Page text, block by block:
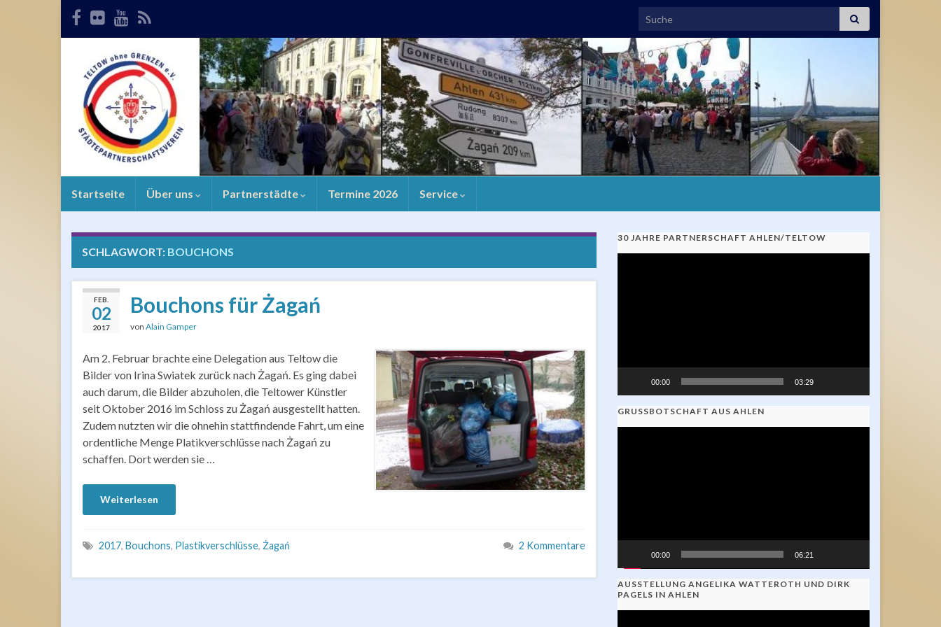
Search for:
Startseite Über uns Partnerstädte Termine 2026 Service
SCHLAGWORT: BOUCHONS
FEB.
02
2017
Bouchons für Żagań
von Alain Gamper
Am 2. Februar brachte eine Delegation aus Teltow die
Bilder von Irina Swiatek zurück nach Żagań. Es ging dabei
auch darum, die Bilder abzuholen, die Teltower Künstler
seit Oktober 2016 im Schloss zu Żagań ausgestellt hatten.
Zudem nutzten wir die ohnehin stattfindende Fahrt, um eine
ordentliche Menge Platikverschlüsse nach Żagań zu
schaffen. Dort werden sie …
Weiterlesen
2017, Bouchons, Plastikverschlüsse, Żagań 2 Kommentare
30 JAHRE PARTNERSCHAFT AHLEN/TELTOW
00:00 03:29
GRUSSBOTSCHAFT AUS AHLEN
00:00 06:21
AUSSTELLUNG ANGELIKA WATTEROTH UND DIRK
PAGELS IN AHLEN